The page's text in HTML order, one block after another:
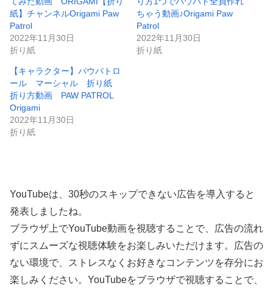
紙】チャンネルOrigami Paw
Patrol
2022年11月30日
折り紙
ちゃう動画♪Origami Paw
Patrol
2022年11月30日
折り紙
【キャラクター】パウパトロ
ール マーシャル 折り紙
折り方動画 PAW PATROL
Origami
2022年11月30日
折り紙
YouTubeは、30秒のスキップできない広告を導入すると
発表しましたね。
ブラウザ上でYouTube動画を視聴することで、広告の流れ
ずにスムーズな視聴体験をお楽しみいただけます。広告の
ない環境で、ストレスなくお好きなコンテンツを存分にお
楽しみください。YouTubeをブラウザで視聴することで、